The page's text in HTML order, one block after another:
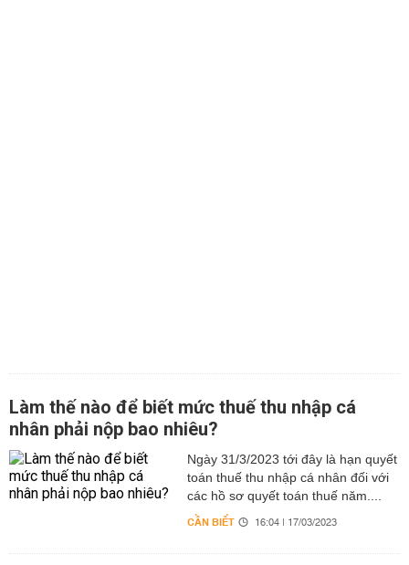
Làm thế nào để biết mức thuế thu nhập cá
nhân phải nộp bao nhiêu?
Ngày 31/3/2023 tới đây là hạn quyết
toán thuế thu nhập cá nhân đối với
các hồ sơ quyết toán thuế năm....
CẦN BIẾT 16:04 | 17/03/2023